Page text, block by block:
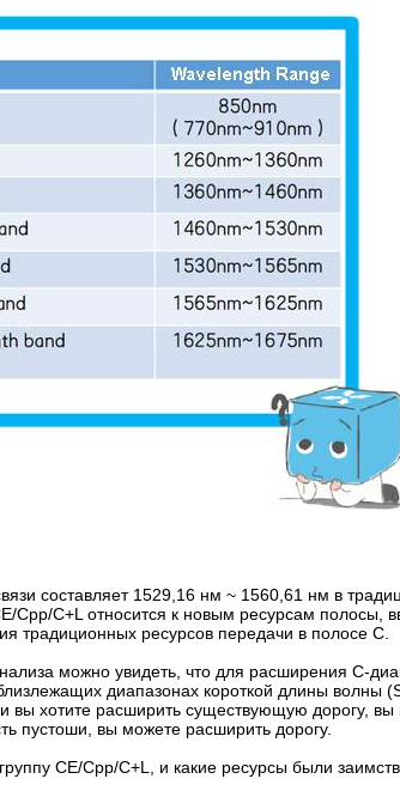
составляет 1529,16 нм ~ 1560,61 нм в
Cpp/C+L относится к новым ресурсам
традиционных ресурсов передачи в полосе C.
можно увидеть, что для расширения C-
диапазонах короткой длины волны
вы хотите расширить существующую дорогу, вы
пустоши, вы можете расширить дорогу.
CE/Cpp/C+L, и какие ресурсы были